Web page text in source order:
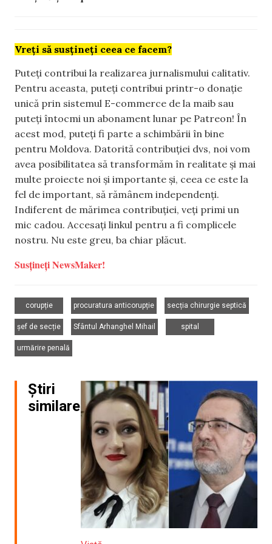
Vreți să susțineți ceea ce facem?
Puteți contribui la realizarea jurnalismului calitativ.
Pentru aceasta, puteți contribui printr-o donație
unică prin sistemul E-commerce de la maib sau
puteți întocmi un abonament lunar pe Patreon! În
acest mod, puteți fi parte a schimbării în bine
pentru Moldova. Datorită contribuției dvs, noi vom
avea posibilitatea să transformăm în realitate și mai
multe proiecte noi și importante și, ceea ce este la
fel de important, să rămânem independenți.
Indiferent de mărimea contribuției, veți primi un
mic cadou. Accesați linkul pentru a fi complicele
nostru. Nu este greu, ba chiar plăcut.
Susțineți NewsMaker!
corupție
procuratura anticorupție
secția chirurgie septică
șef de secție
Sfântul Arhanghel Mihail
spital
urmărire penală
Știri
similare